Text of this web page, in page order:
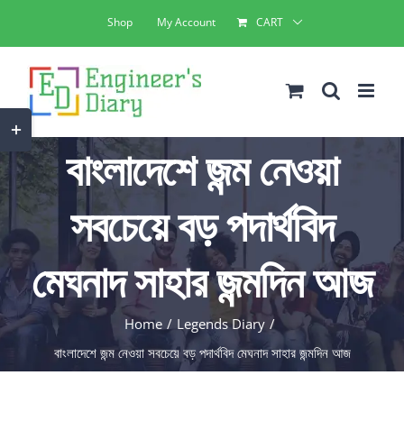
to
content
Shop My Account CART
বাংলাদেশে জন্ম নেওয়া
সবচেয়ে বড় পদার্থবিদ
মেঘনাদ সাহার জন্মদিন আজ
Home
Legends Diary
বাংলাদেশে জন্ম নেওয়া সবচেয়ে বড় পদার্থবিদ মেঘনাদ সাহার জন্মদিন আজ
Toggle
Sliding
Bar
Area